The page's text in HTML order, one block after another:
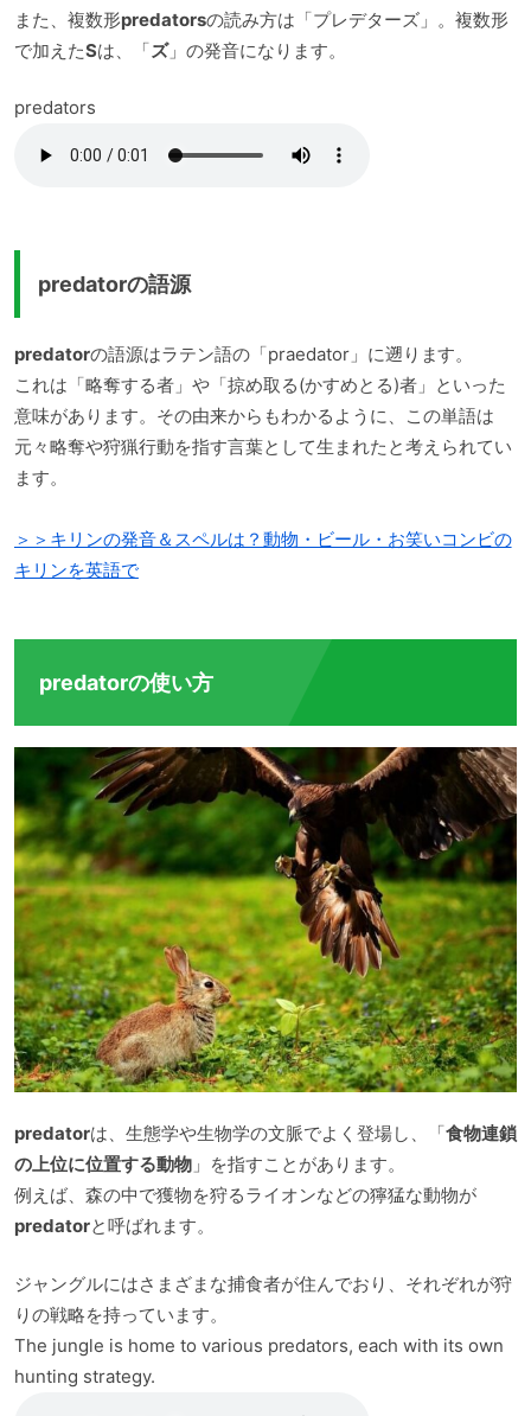
また、複数形predatorsの読み方は「プレデターズ」。複数形
で加えたSは、「ズ」の発音になります。
predators
predatorの語源
predatorの語源はラテン語の「praedator」に遡ります。
これは「略奪する者」や「掠め取る(かすめとる)者」といった
意味があります。その由来からもわかるように、この単語は
元々略奪や狩猟行動を指す言葉として生まれたと考えられてい
ます。
＞＞キリンの発音＆スペルは？動物・ビール・お笑いコンビの
キリンを英語で
predatorの使い方
predatorは、生態学や生物学の文脈でよく登場し、「食物連鎖
の上位に位置する動物」を指すことがあります。
例えば、森の中で獲物を狩るライオンなどの獰猛な動物が
predatorと呼ばれます。
ジャングルにはさまざまな捕食者が住んでおり、それぞれが狩
りの戦略を持っています。
The jungle is home to various predators, each with its own
hunting strategy.